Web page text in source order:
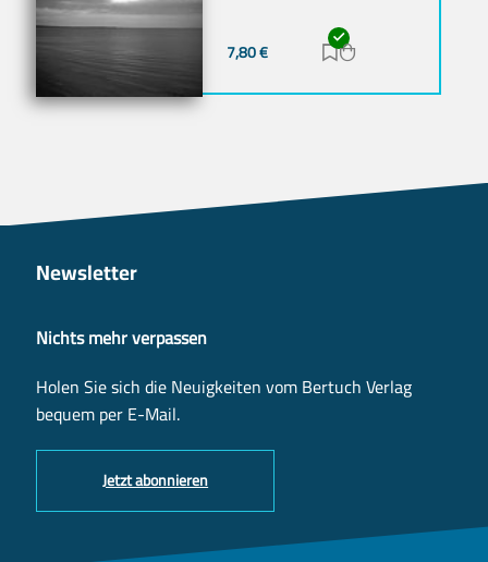
7,80€ Zur Merkliste
Newsletter
Nichts mehr verpassen
Holen Sie sich die Neuigkeiten vom Bertuch Verlag
bequem per E-Mail.
Jetzt abonnieren